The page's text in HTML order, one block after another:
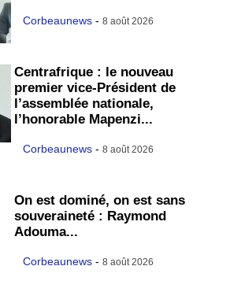
Corbeaunews - 8 août 2026
Centrafrique : le nouveau
premier vice-Président de
l’assemblée nationale,
l’honorable Mapenzi...
Corbeaunews - 8 août 2026
On est dominé, on est sans
souveraineté : Raymond
Adouma...
Corbeaunews - 8 août 2026